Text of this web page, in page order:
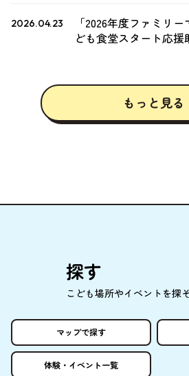
2026.04.23
「2026年度ファミリ
ども食堂スタート応
もっと見る
探す
こども場所やイベントを探
マップで探す
体験 ・イベント一覧